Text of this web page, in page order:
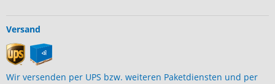
Versand
Wir versenden per UPS bzw. weiteren Paketdiensten und per